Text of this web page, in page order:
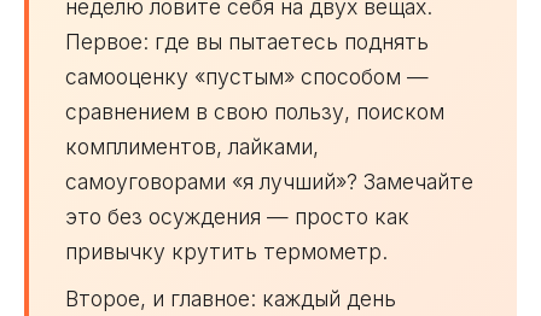
неделю ловите себя на двух вещах.
Первое: где вы пытаетесь поднять
самооценку «пустым» способом —
сравнением в свою пользу, поиском
комплиментов, лайками,
самоуговорами «я лучший»? Замечайте
это без осуждения — просто как
привычку крутить термометр.
Второе, и главное: каждый день